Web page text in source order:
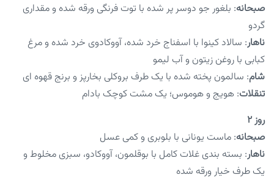
صبحانه: بلغور جو دوسر پر شده با توت فرنگی ورقه شده و مقداری
گردو
ناهار: سالاد کینوا با اسفناج خرد شده، آووکادوی خرد شده و مرغ
کبابی با روغن زیتون و آب لیمو
شام: سالمون پخته شده با یک طرف بروکلی بخارپز و برنج قهوه ای
تنقلات: هویج و هوموس؛ یک مشت کوچک بادام
روز ۲
صبحانه: ماست یونانی با بلوبری و کمی عسل
ناهار: بسته بندی غلات کامل با بوقلمون، آووکادو، سبزی مخلوط و
یک طرف خیار ورقه شده